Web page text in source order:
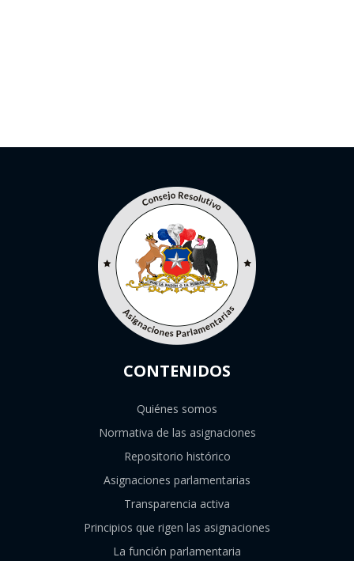
CONTENIDOS
Quiénes somos
Normativa de las asignaciones
Repositorio histórico
Asignaciones parlamentarias
Transparencia activa
Principios que rigen las asignaciones
La función parlamentaria